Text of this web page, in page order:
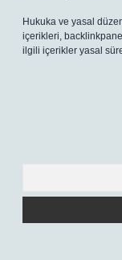
Hukuka ve yasal
içerikleri,
ilgili içerikler yasal